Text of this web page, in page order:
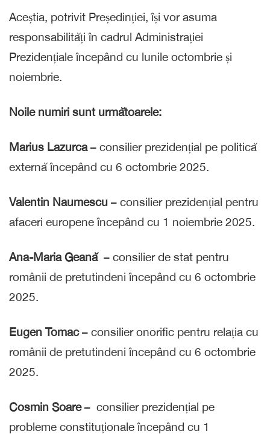
Aceștia, potrivit Președinției, își vor asuma
responsabilități în cadrul Administrației
Prezidențiale începând cu lunile octombrie și
noiembrie.
Noile numiri sunt următoarele:
Marius Lazurca– consilier prezidențial pe politică
externă începând cu 6 octombrie 2025.
Valentin Naumescu – consilier prezidențial pentru
afaceri europene începând cu 1 noiembrie 2025.
Ana-Maria Geană – consilier de stat pentru
românii de pretutindeni începând cu 6 octombrie
2025.
Eugen Tomac– consilier onorific pentru relația cu
românii de pretutindeni începând cu 6 octombrie
2025.
Cosmin Soare– consilier prezidențial pe
probleme constituționale începând cu 1